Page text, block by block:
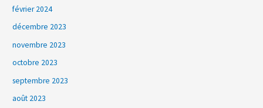
février 2024
décembre 2023
novembre 2023
octobre 2023
septembre 2023
août 2023